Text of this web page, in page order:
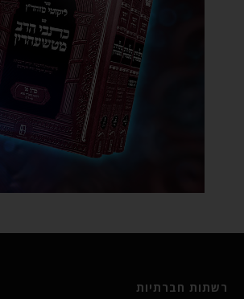
רשתות חברתיות